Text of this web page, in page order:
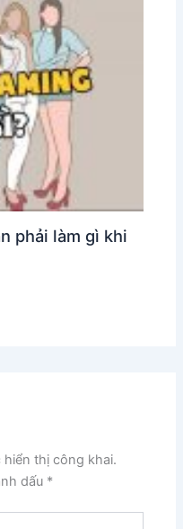
phải làm gì khi
hiển thị công khai.
dấu *